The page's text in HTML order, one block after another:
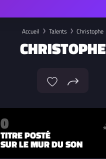
Accueil Talents Christophe
CHRISTOPHE
0
TITRE POSTÉ
SUR LE MUR DU SON